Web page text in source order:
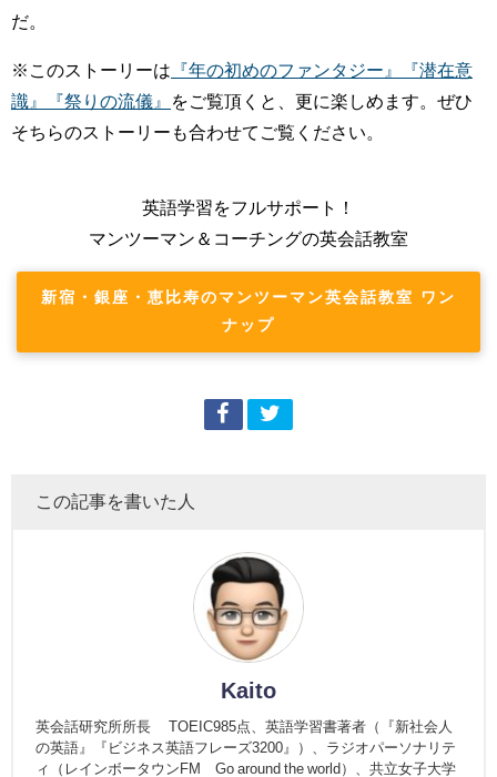
だ。
※このストーリーは 『年の初めのファンタジー』
『潜在意
識』
『祭りの流儀』
をご覧頂くと、更に楽しめます。ぜひ
そちらのストーリーも合わせてご覧ください。
英語学習をフルサポート！
マンツーマン＆コーチングの英会話教室
新宿・銀座・恵比寿のマンツーマン英会話教室 ワン
ナップ
この記事を書いた人
Kaito
英会話研究所所長 TOEIC985点、英語学習書著者（『新社会人
の英語』『ビジネス英語フレーズ3200』）、ラジオパーソナリテ
ィ（レインボータウンFM Go around the world）、共立女子大学